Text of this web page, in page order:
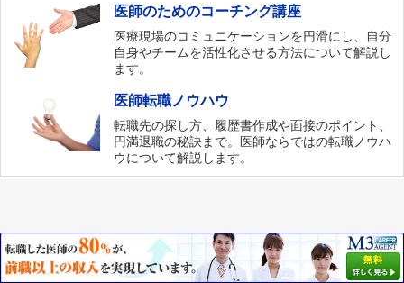
医師のためのコーチング講座
医療現場のコミュニケーションを円滑にし、自分
自身やチームを活性化させる方法について解説し
ます。
医師転職ノウハウ
転職先の探し方、履歴書作成や面接のポイント、
円満退職の秘訣まで。医師ならではの転職ノウハ
ウについて解説します。